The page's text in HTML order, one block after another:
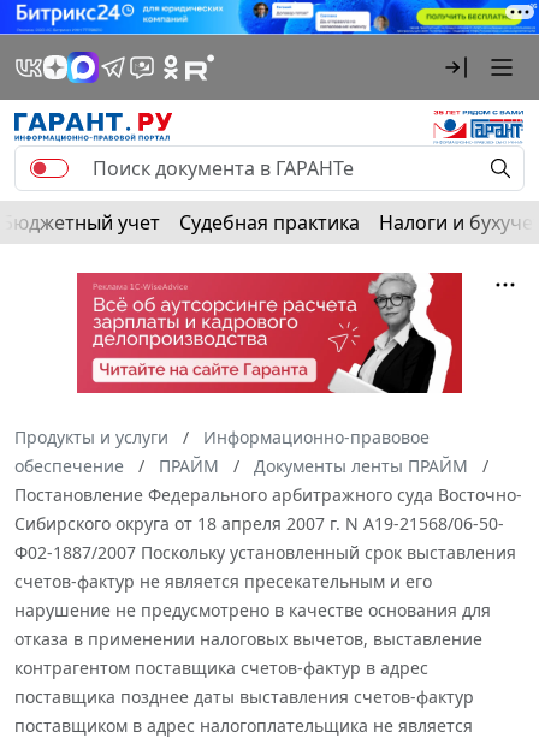
Бюджетный учет Судебная практика Налоги и
Продукты и услуги
Информационно-правовое
обеспечение
ПРАЙМ
Документы ленты ПРАЙМ
Постановление Федерального арбитражного суда Восточно-
Сибирского округа от 18 апреля 2007 г. N А19-21568/06-50-
Ф02-1887/2007 Поскольку установленный срок выставления
счетов-фактур не является пресекательным и его
нарушение не предусмотрено в качестве основания для
отказа в применении налоговых вычетов, выставление
контрагентом поставщика счетов-фактур в адрес
поставщика позднее даты выставления счетов-фактур
поставщиком в адрес налогоплательщика не является